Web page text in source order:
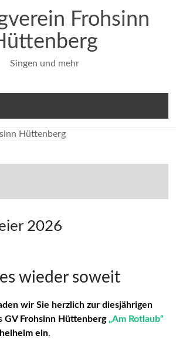
Frohsinn
Singen und mehr
2026
wieder soweit
wir Sie herzlich zur diesjährigen
GV Frohsinn Hüttenberg„Am Rotlaub“
ein.